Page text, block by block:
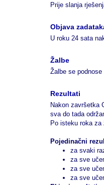
Prije slanja
Objava
U roku 24 sata
Žalbe
Žalbe se
Rezultati
Nakon završetka
sva do tada
Po isteku roka
Pojedinačni
za svaki
za sve
za sve
za sve